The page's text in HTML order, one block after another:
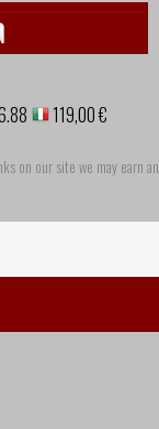
119,00 €
on our site we may earn an